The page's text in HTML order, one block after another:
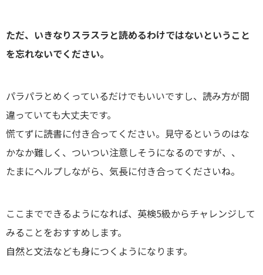
ただ、いきなりスラスラと読めるわけではないということ
を忘れないでください。
パラパラとめくっているだけでもいいですし、読み方が間
違っていても大丈夫です。
慌てずに読書に付き合ってください。見守るというのはな
かなか難しく、ついつい注意しそうになるのですが、、
たまにヘルプしながら、気長に付き合ってくださいね。
ここまでできるようになれば、英検5級からチャレンジして
みることをおすすめします。
自然と文法なども身につくようになります。